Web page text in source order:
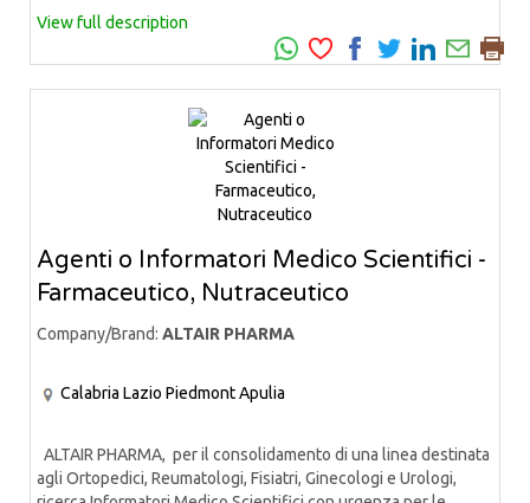
View full description
Agenti o Informatori Medico Scientifici -
Farmaceutico, Nutraceutico
Company/Brand: ALTAIR PHARMA
Calabria Lazio PiedmontApulia
ALTAIR PHARMA, per il consolidamento di una linea destinata
agli Ortopedici, Reumatologi, Fisiatri, Ginecologi e Urologi,